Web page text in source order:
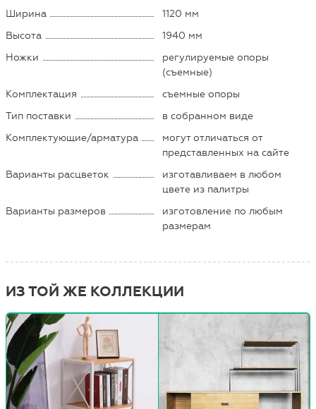
Ширина
1120 мм
Высота
1940 мм
Ножки
регулируемые опоры
(съемные)
Комплектация
съемные опоры
Тип поставки
в собранном виде
Комплектующие/арматура
могут отличаться от
представленных на сайте
Варианты расцветок
изготавливаем в любом
цвете из палитры
Варианты размеров
изготовление по любым
размерам
ИЗ ТОЙ ЖЕ КОЛЛЕКЦИИ